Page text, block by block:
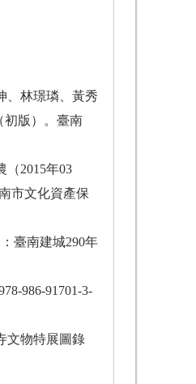
、林璟璘、黃秀
初版）。臺南
（2015年03
市文化資產保
臺南建城290年
986-91701-3-
文物特展圖錄